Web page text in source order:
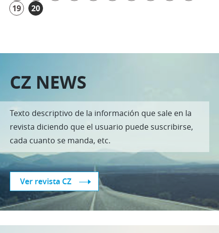
19
20
CZ NEWS
Texto descriptivo de la información que sale en la
revista diciendo que el usuario puede suscribirse,
cada cuanto se manda, etc.
Ver revista CZ